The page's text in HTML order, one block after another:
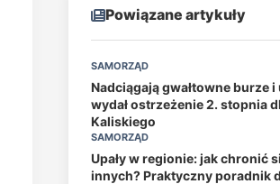
Powiązane artykuły
SAMORZĄD
Nadciągają gwałtowne burze i
wydał ostrzeżenie 2. stopnia
Kaliskiego
SAMORZĄD
Upały w regionie: jak chronić
innych? Praktyczny poradnik